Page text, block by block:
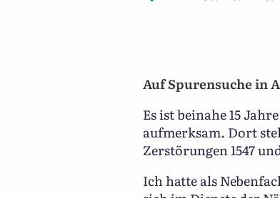
Auf Spurensuche in
Es ist beinahe 15
aufmerksam. Dort
Zerstörungen 1547
Ich hatte als